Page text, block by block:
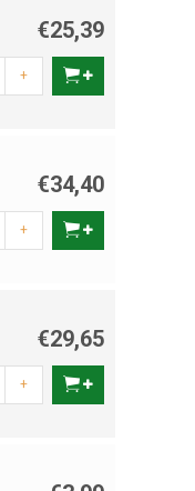
€25,39
+
€34,40
+
€29,65
+